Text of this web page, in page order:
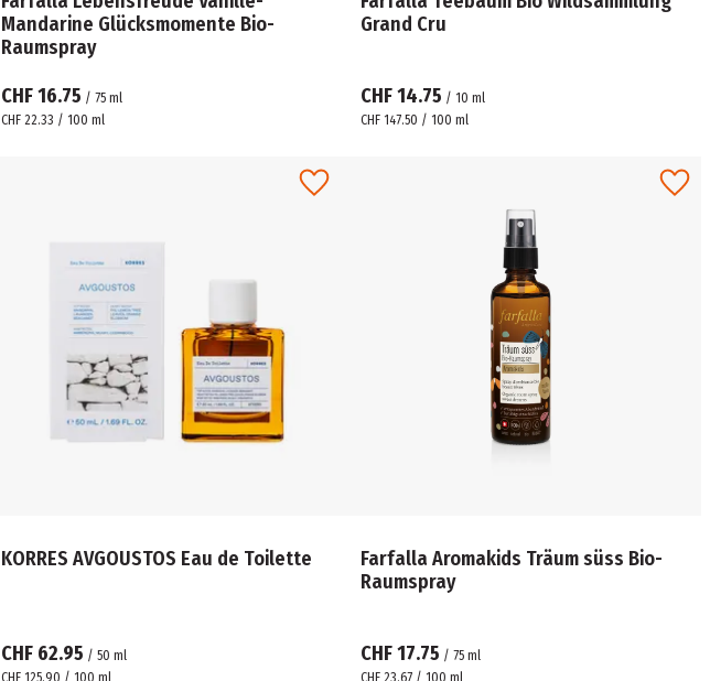
Mandarine Glücksmomente Bio-
Raumspray
CHF 16.75 / 75 ml
CHF 22.33 / 100 ml
Grand Cru
CHF 14.75 / 10 ml
CHF 147.50 / 100 ml
KORRES AVGOUSTOS Eau de Toilette
CHF 62.95 / 50 ml
Farfalla Aromakids Träum süss Bio-
Raumspray
CHF 17.75 /75 ml